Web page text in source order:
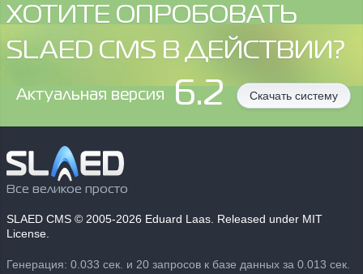
ХОТИТЕ ОПРОБОВАТЬ
SLAED CMS В ДЕЙСТВИИ?
Aктуальная версия 6.2 Скачать систему
Все великое просто
SLAED CMS © 2005-2026 Eduard Laas. Released under MIT
License.
Генерация: 0.033 сек. и 20 запросов к базе данных за 0.013 сек.